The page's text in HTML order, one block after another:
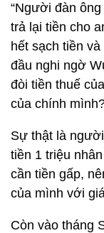
“Người đàn
trả lại tiền cho
hết sạch tiền
đầu nghi ngờ
đòi tiền thuế
của chính
Sự thật là
tiền 1 triệu
cần tiền gấp,
của mình với
Còn vào tháng